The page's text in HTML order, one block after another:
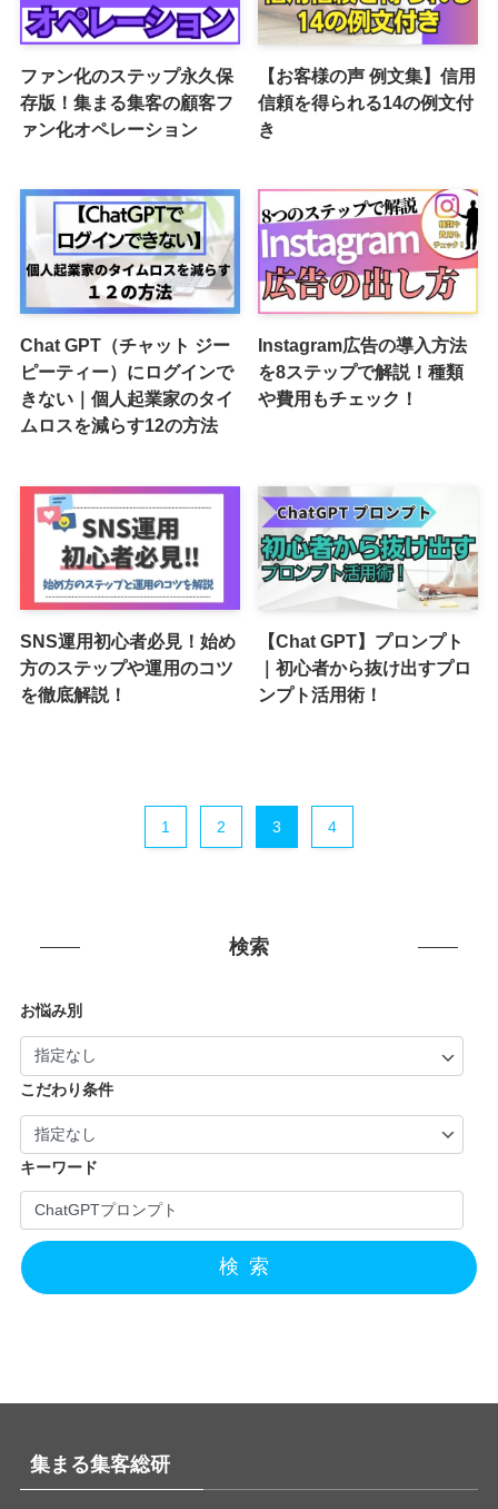
ファン化のステップ永久保
存版！集まる集客の顧客フ
ァン化オペレーション
【お客様の声 例文集】信用
信頼を得られる14の例文付
き
Chat GPT（チャット ジー
ピーティー）にログインで
きない｜個人起業家のタイ
ムロスを減らす12の方法
Instagram広告の導入方法
を8ステップで解説！種類
や費用もチェック！
SNS運用初心者必見！始め
方のステップや運用のコツ
を徹底解説！
【Chat GPT】プロンプト
｜初心者から抜け出すプロ
ンプト活用術！
1 2 3 4
検索
お悩み別
こだわり条件
キーワード
検索
集まる集客総研